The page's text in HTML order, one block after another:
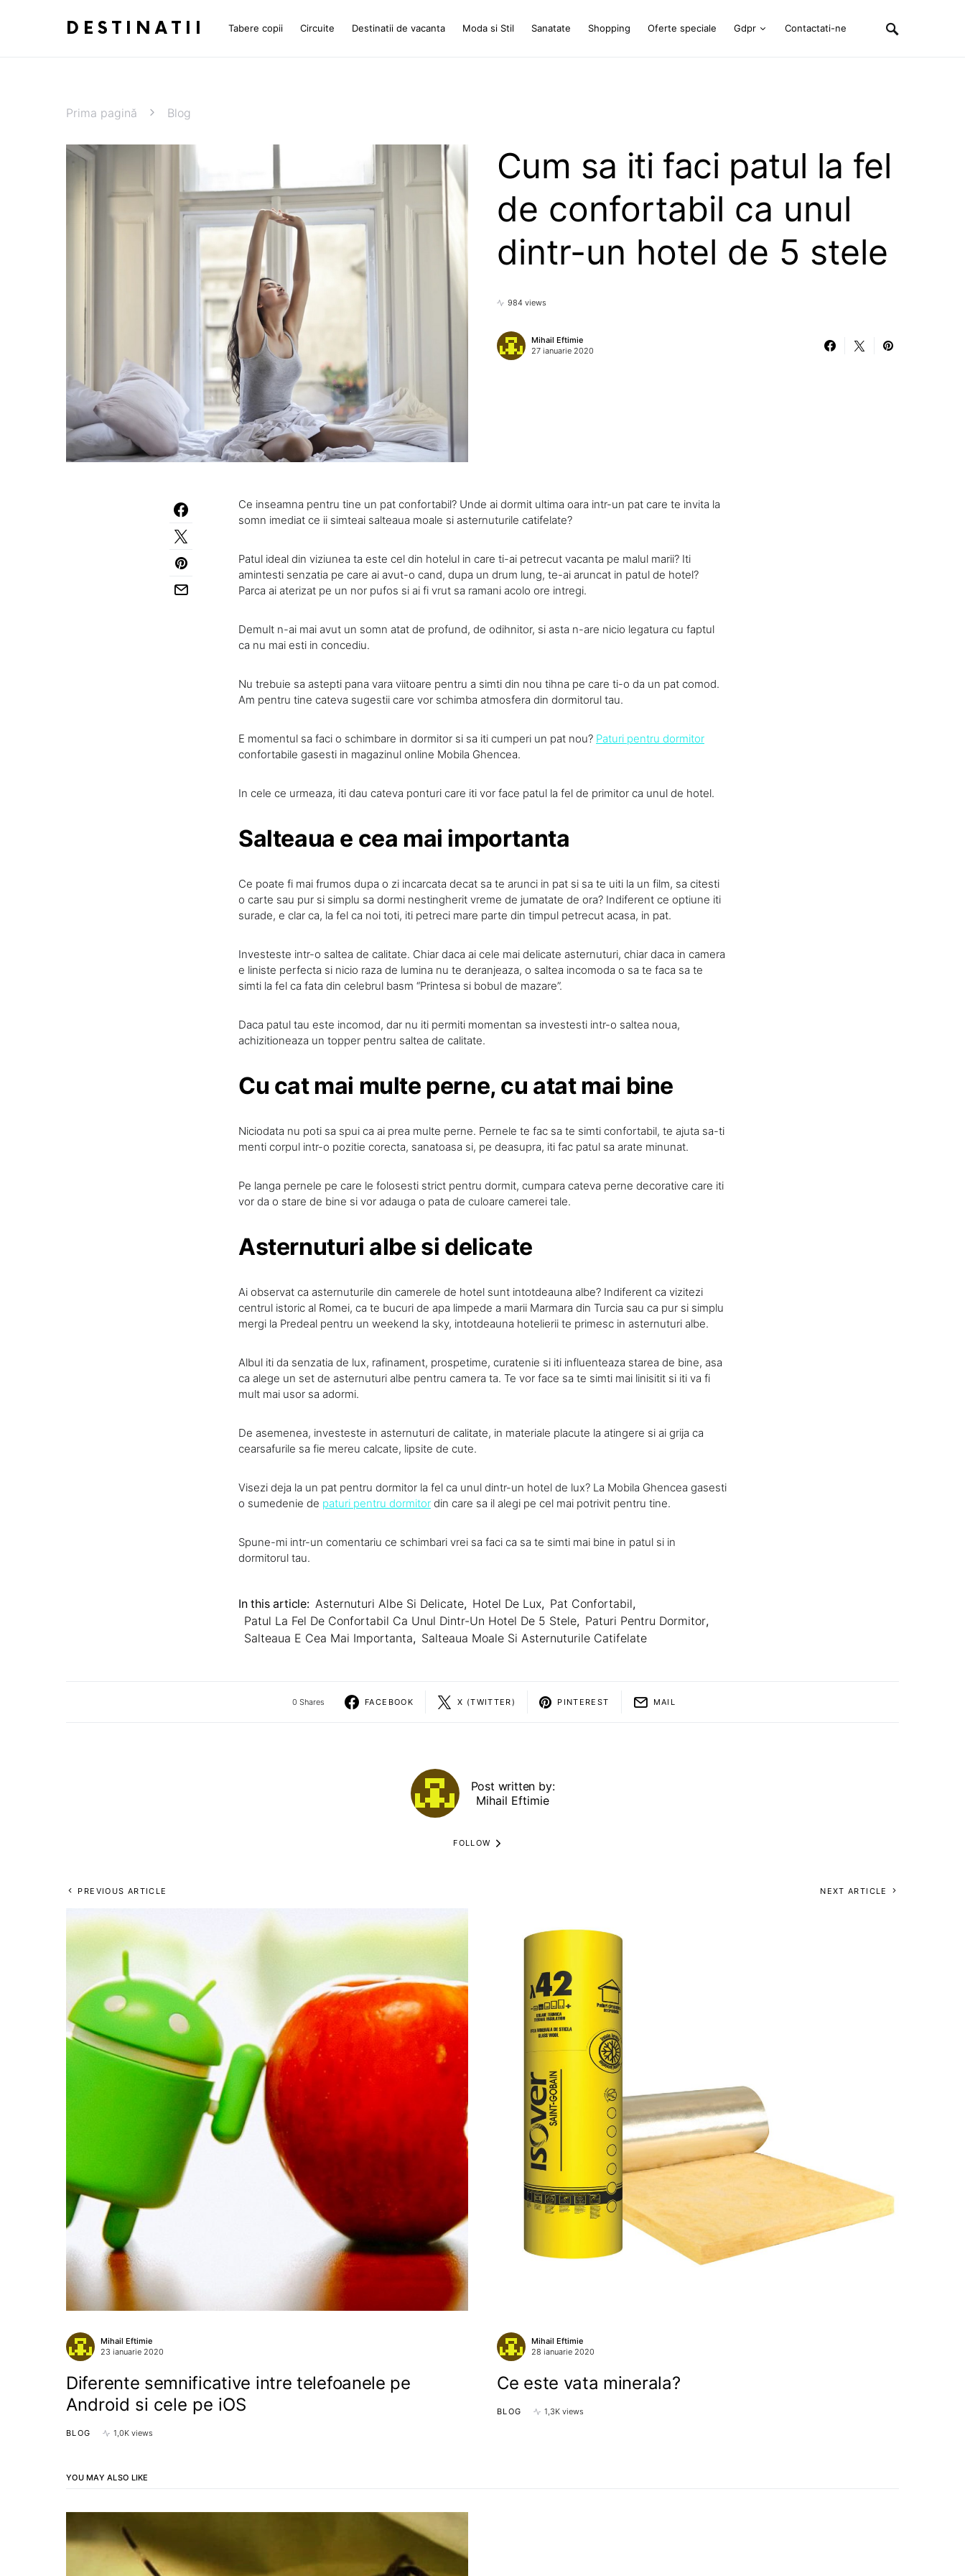
DESTINATII Tabere copii Circuite Destinatii de vacanta Moda si Stil Sanatate Shopping Oferte speciale Gdpr Contactati-ne
Prima pagină Blog
Cum sa iti faci patul la fel
de confortabil ca unul
dintr-un hotel de 5 stele
984 views
Mihail Eftimie
27 ianuarie 2020
Ce inseamna pentru tine un pat confortabil? Unde ai dormit ultima oara intr-un pat care te invita la
somn imediat ce ii simteai salteaua moale si asternuturile catifelate?
Patul ideal din viziunea ta este cel din hotelul in care ti-ai petrecut vacanta pe malul marii? Iti
amintesti senzatia pe care ai avut-o cand, dupa un drum lung, te-ai aruncat in patul de hotel?
Parca ai aterizat pe un nor pufos si ai fi vrut sa ramani acolo ore intregi.
Demult n-ai mai avut un somn atat de profund, de odihnitor, si asta n-are nicio legatura cu faptul
ca nu mai esti in concediu.
Nu trebuie sa astepti pana vara viitoare pentru a simti din nou tihna pe care ti-o da un pat comod.
Am pentru tine cateva sugestii care vor schimba atmosfera din dormitorul tau.
E momentul sa faci o schimbare in dormitor si sa iti cumperi un pat nou? Paturi pentru dormitor
confortabile gasesti in magazinul online Mobila Ghencea.
In cele ce urmeaza, iti dau cateva ponturi care iti vor face patul la fel de primitor ca unul de hotel.
Salteaua e cea mai importanta
Ce poate fi mai frumos dupa o zi incarcata decat sa te arunci in pat si sa te uiti la un film, sa citesti
o carte sau pur si simplu sa dormi nestingherit vreme de jumatate de ora? Indiferent ce optiune iti
surade, e clar ca, la fel ca noi toti, iti petreci mare parte din timpul petrecut acasa, in pat.
Investeste intr-o saltea de calitate. Chiar daca ai cele mai delicate asternuturi, chiar daca in camera
e liniste perfecta si nicio raza de lumina nu te deranjeaza, o saltea incomoda o sa te faca sa te
simti la fel ca fata din celebrul basm “Printesa si bobul de mazare”.
Daca patul tau este incomod, dar nu iti permiti momentan sa investesti intr-o saltea noua,
achizitioneaza un topper pentru saltea de calitate.
Cu cat mai multe perne, cu atat mai bine
Niciodata nu poti sa spui ca ai prea multe perne. Pernele te fac sa te simti confortabil, te ajuta sa-ti
menti corpul intr-o pozitie corecta, sanatoasa si, pe deasupra, iti fac patul sa arate minunat.
Pe langa pernele pe care le folosesti strict pentru dormit, cumpara cateva perne decorative care iti
vor da o stare de bine si vor adauga o pata de culoare camerei tale.
Asternuturi albe si delicate
Ai observat ca asternuturile din camerele de hotel sunt intotdeauna albe? Indiferent ca vizitezi
centrul istoric al Romei, ca te bucuri de apa limpede a marii Marmara din Turcia sau ca pur si simplu
mergi la Predeal pentru un weekend la sky, intotdeauna hotelierii te primesc in asternuturi albe.
Albul iti da senzatia de lux, rafinament, prospetime, curatenie si iti influenteaza starea de bine, asa
ca alege un set de asternuturi albe pentru camera ta. Te vor face sa te simti mai linisitit si iti va fi
mult mai usor sa adormi.
De asemenea, investeste in asternuturi de calitate, in materiale placute la atingere si ai grija ca
cearsafurile sa fie mereu calcate, lipsite de cute.
Visezi deja la un pat pentru dormitor la fel ca unul dintr-un hotel de lux? La Mobila Ghencea gasesti
o sumedenie de paturi pentru dormitor din care sa il alegi pe cel mai potrivit pentru tine.
Spune-mi intr-un comentariu ce schimbari vrei sa faci ca sa te simti mai bine in patul si in
dormitorul tau.
In this article: Asternuturi Albe Si Delicate, Hotel De Lux, Pat Confortabil,
Patul La Fel De Confortabil Ca Unul Dintr-Un Hotel De 5 Stele, Paturi Pentru Dormitor,
Salteaua E Cea Mai Importanta, Salteaua Moale Si Asternuturile Catifelate
0 Shares FACEBOOK X (TWITTER) PINTEREST MAIL
Post written by:
Mihail Eftimie
FOLLOW
PREVIOUS ARTICLE
Mihail Eftimie
23 ianuarie 2020
Diferente semnificative intre telefoanele pe
Android si cele pe iOS
BLOG 1,0K views
NEXT ARTICLE
Mihail Eftimie
28 ianuarie 2020
Ce este vata minerala?
BLOG 1,3K views
YOU MAY ALSO LIKE